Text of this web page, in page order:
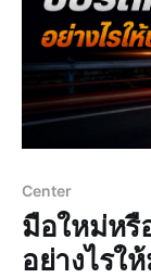
Center
มือใหม่หรื
อย่างไรใ